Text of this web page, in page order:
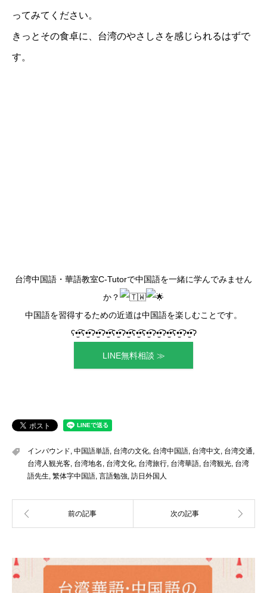
ってみてください。
きっとその食卓に、台湾のやさしさを感じられるはずで
す。
台湾中国語・華語教室C-Tutorで中国語を一緒に学んでみません
か？
中国語を習得するための近道は中国語を楽しむことです。
ʕ•̫͡•ʕ•̫͡•ʔ•̫͡•ʔ•̫͡•ʕ•̫͡•ʔ•̫͡•ʕ•̫͡•ʕ•̫͡•ʔ•̫͡•ʔ•̫͡•ʕ•̫͡•ʔ•̫͡•ʔ
LINE無料相談 ≫
インバウンド, 中国語単語, 台湾の文化, 台湾中国語, 台湾中文, 台湾交通,
台湾人観光客, 台湾地名 , 台湾文化, 台湾旅行, 台湾華語, 台湾観光, 台湾
語先生, 繁体字中国語, 言語勉強, 訪日外国人